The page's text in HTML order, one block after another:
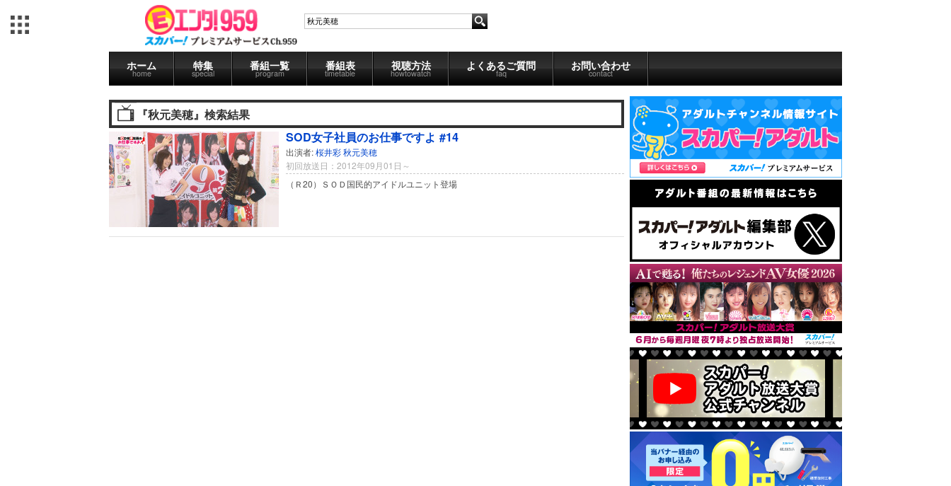
ホーム
home
特集
special
番組一覧
program
番組表
timetable
視聴方法
howtowatch
よくあるご質問
faq
お問い合わせ
contact
『秋元美穂』検索結果
SOD女子社員のお仕事ですよ #14
出演者:桜井彩秋元美穂
初回放送日：2012年09月01日～
（Ｒ20）ＳＯＤ国民的アイドルユニット登場